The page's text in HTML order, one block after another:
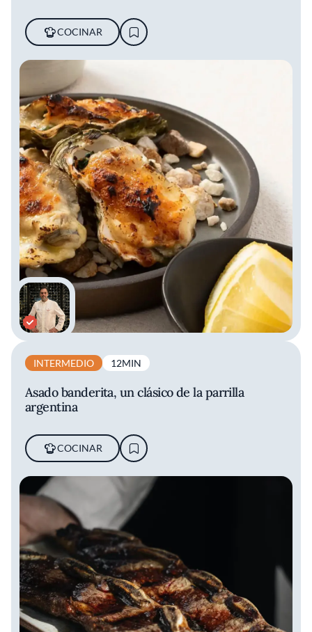
COCINAR
INTERMEDIO 12MIN
Asado banderita, un clásico de la parrilla
argentina
COCINAR